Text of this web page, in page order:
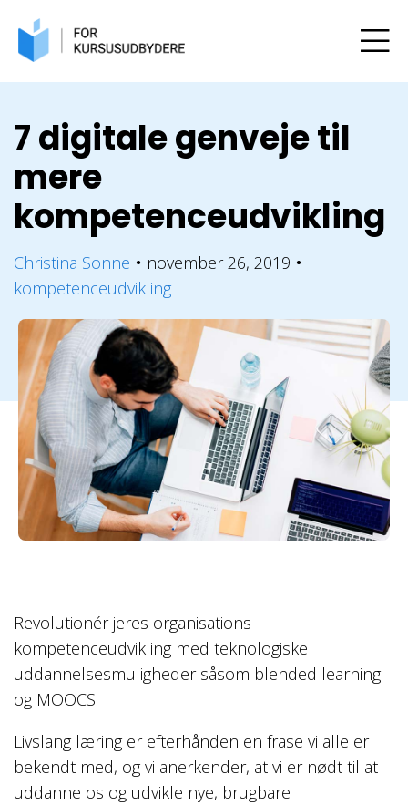
7 digitale genveje til
mere
kompetenceudvikling
Christina Sonne ● november 26, 2019 ●
kompetenceudvikling
Revolutionér jeres organisations
kompetenceudvikling med teknologiske
uddannelsesmuligheder såsom blended learning
og MOOCS.
Livslang læring er efterhånden en frase vi alle er
bekendt med, og vi anerkender, at vi er nødt til at
uddanne os og udvikle nye, brugbare